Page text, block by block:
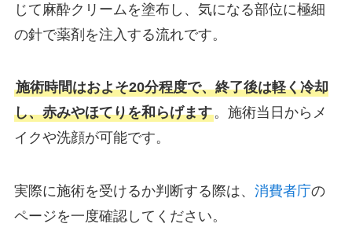
じて麻酔クリームを塗布し、気になる部位に極細
の針で薬剤を注入する流れです。
施術時間はおよそ20分程度で、終了後は軽く冷却
し、赤みやほてりを和らげます。施術当日からメ
イクや洗顔が可能です。
実際に施術を受けるか判断する際は、 消費者庁の
ページを一度確認してください。